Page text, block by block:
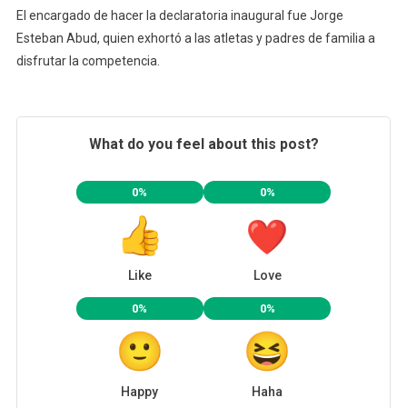
El encargado de hacer la declaratoria inaugural fue Jorge
Esteban Abud, quien exhortó a las atletas y padres de familia a
disfrutar la competencia.
What do you feel about this post?
0%
Like
0%
Love
0%
Happy
0%
Haha